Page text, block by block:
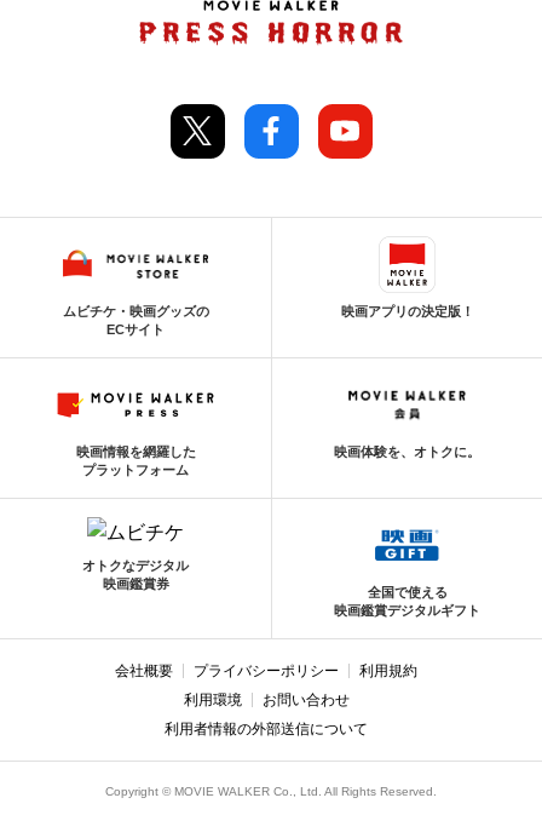
ムビチケ・映画グッズの
ECサイト
映画アプリの決定版！
映画情報を網羅した
プラットフォーム
映画体験を、オトクに。
オトクなデジタル
映画鑑賞券
全国で使える
映画鑑賞デジタルギフト
会社概要 プライバシーポリシー
利用規約
利用環境
お問い合わせ
利用者情報の外部送信について
Copyright © MOVIE WALKER Co., Ltd. All Rights Reserved.